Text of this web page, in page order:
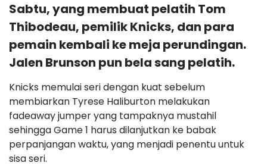
Sabtu, yang membuat pelatih Tom
Thibodeau, pemilik Knicks, dan para
pemain kembali ke meja perundingan.
Jalen Brunson pun bela sang pelatih.
Knicks memulai seri dengan kuat sebelum
membiarkan Tyrese Haliburton melakukan
fadeaway jumper yang tampaknya mustahil
sehingga Game 1 harus dilanjutkan ke babak
perpanjangan waktu, yang menjadi penentu untuk
sisa seri.